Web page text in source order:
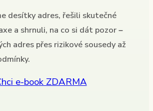
desítky adres, řešili skutečné
a shrnuli, na co si dát pozor –
adres přes rizikové sousedy až
e-book ZDARMA